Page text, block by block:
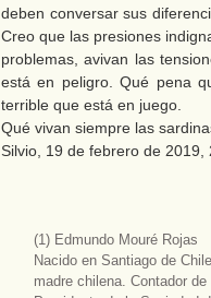
deben conversar sus
Creo que las presiones
problemas, avivan las
está en peligro. Qué pena
terrible que está en juego.
Qué vivan siempre las
Silvio, 19 de febrero de 2019,
(1) Edmundo Mouré Rojas
Nacido en Santiago de
madre chilena. Contador